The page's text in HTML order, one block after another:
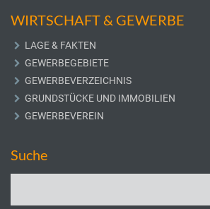
WIRTSCHAFT & GEWERBE
LAGE & FAKTEN
GEWERBEGEBIETE
GEWERBEVERZEICHNIS
GRUNDSTÜCKE UND IMMOBILIEN
GEWERBEVEREIN
Suche